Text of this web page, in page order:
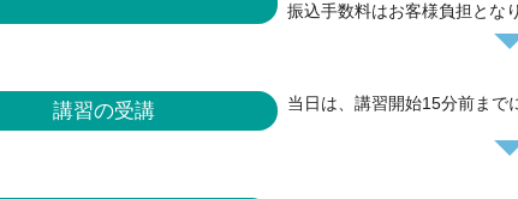
振込手数料はお客様負担とな
講習の受講 当日は、講習開始15分前まで